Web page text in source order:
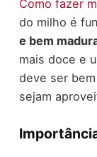
Como fazer
do milho é
e bem
mais doce e
deve ser
sejam